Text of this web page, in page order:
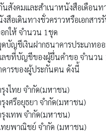
นสังคมและสำเนาหนังสือเดือนท
สือเดินทางชั่วคราวหรือเอกสาร
กให้ จำนวน 1ชุด
ดบัญชีเงินฝากธนาคารประเภท
ลขที่บัญชีของผู้ยื่นคำขอ จำนวน
ารของผู้ประกันตน ดังนี้
งไทย จำกัด(มหาชน)
งศรีอยุธยา จำกัด(มหาชน)
งเทพ จำกัด(มหาชน)
ทยพาณิชย์ จำกัด (มหาชน)